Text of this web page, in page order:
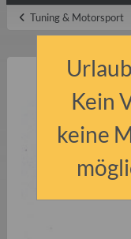
Tuning & Motorsport
Kein
keine